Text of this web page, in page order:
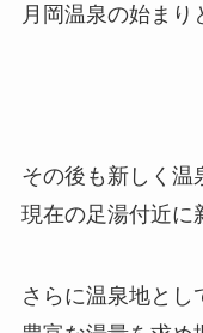
月岡温泉の始まり
その後も新しく温
現在の足湯付近に
さらに温泉地とし